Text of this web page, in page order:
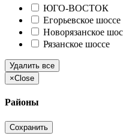
ЮГО-ВОСТОК
Егорьевское шоссе
Новорязанское
Рязанское шоссе
Удалить все
×Close
Районы
Сохранить